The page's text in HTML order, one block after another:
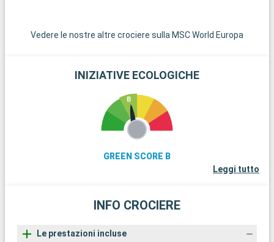
Vedere le nostre altre crociere sulla MSC World Europa
INIZIATIVE ECOLOGICHE
GREEN SCORE B
Leggi tutto
INFO CROCIERE
Le prestazioni incluse